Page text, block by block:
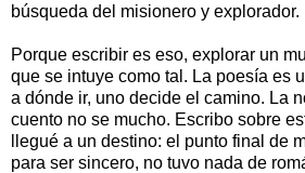
búsqueda del misionero y explorador.
Porque escribir es eso, explorar un
que se intuye como tal. La poesía es
a dónde ir, uno decide el camino. La
cuento no se mucho. Escribo sobre
llegué a un destino: el punto final de
para ser sincero, no tuvo nada de